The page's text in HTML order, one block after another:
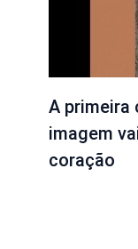
A primeira
imagem
coração